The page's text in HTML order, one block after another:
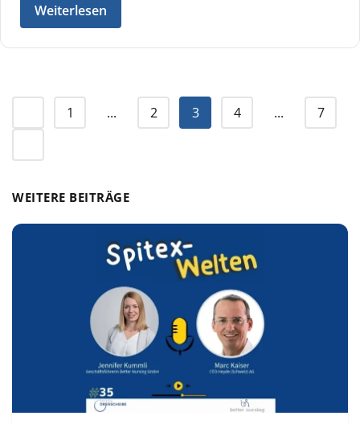
Weiterlesen
1 ... 2 3 4 ... 7
WEITERE BEITRÄGE